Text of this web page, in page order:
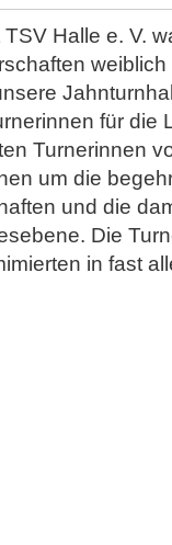
Halle e. V.
für die
Turnerinnen
um die
und die
Die
in fast